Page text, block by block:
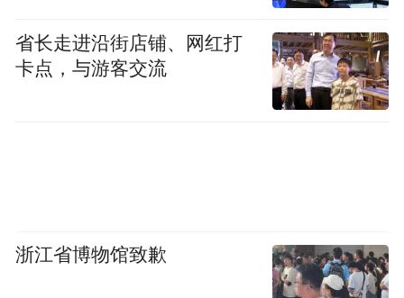
省长走进沿街店铺、网红打
卡点，与游客交流
浙江省博物馆致歉